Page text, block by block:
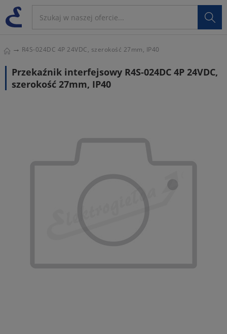

R4S-024DC 4P 24VDC, szerokość 27mm, IP40
Przekaźnik interfejsowy R4S-024DC 4P 24VDC,
szerokość 27mm, IP40